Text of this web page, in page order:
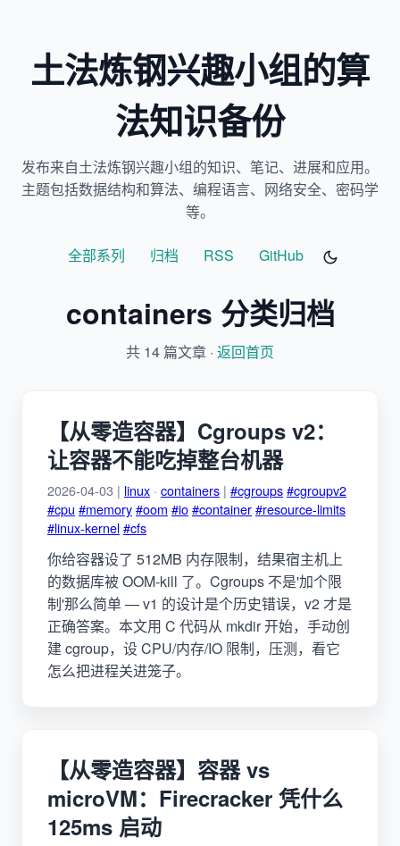
土法炼钢兴趣小组的算
法知识备份
发布来自土法炼钢兴趣小组的知识、笔记、进展和应用。
主题包括数据结构和算法、编程语言、网络安全、密码学
等。
全部系列 归档 RSS GitHub
containers 分类归档
共 14 篇文章 · 返回首页
【从零造容器】Cgroups v2：
让容器不能吃掉整台机器
2026-04-03 | linux · containers | #cgroups#cgroupv2
#cpu #memory#oom #io#container#resource-limits
#linux-kernel#cfs
你给容器设了 512MB 内存限制，结果宿主机上
的数据库被 OOM-kill 了。Cgroups 不是'加个限
制'那么简单 — v1 的设计是个历史错误，v2 才是
正确答案。本文用 C 代码从 mkdir 开始，手动创
建 cgroup，设 CPU/内存/IO 限制，压测，看它
怎么把进程关进笼子。
【从零造容器】容器 vs
microVM：Firecracker 凭什么
125ms 启动